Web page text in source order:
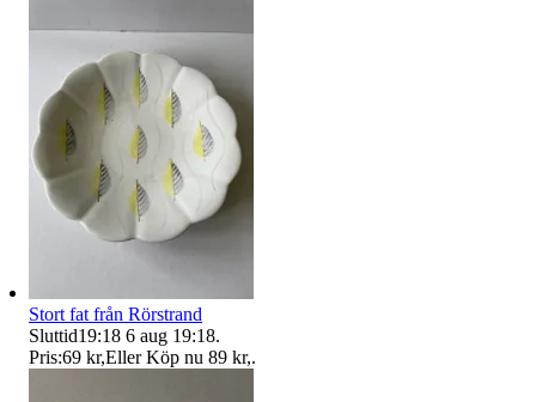
Stort fat från Rörstrand
Sluttid19:18 6 aug 19:18.
Pris:69 kr,Eller Köp nu 89 kr,.